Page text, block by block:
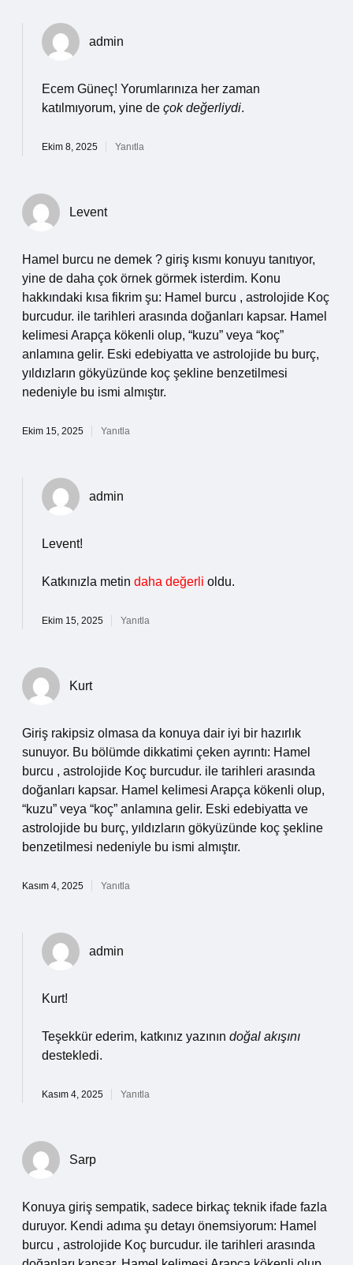
admin
Ecem Güneç! Yorumlarınıza her zaman
katılmıyorum, yine de çok değerliydi.
Ekim 8, 2025 Yanıtla
Levent
Hamel burcu ne demek ? giriş kısmı konuyu tanıtıyor,
yine de daha çok örnek görmek isterdim. Konu
hakkındaki kısa fikrim şu: Hamel burcu , astrolojide Koç
burcudur. ile tarihleri arasında doğanları kapsar. Hamel
kelimesi Arapça kökenli olup, “kuzu” veya “koç”
anlamına gelir. Eski edebiyatta ve astrolojide bu burç,
yıldızların gökyüzünde koç şekline benzetilmesi
nedeniyle bu ismi almıştır.
Ekim 15, 2025 Yanıtla
admin
Levent!
Katkınızla metin daha değerli oldu.
Ekim 15, 2025 Yanıtla
Kurt
Giriş rakipsiz olmasa da konuya dair iyi bir hazırlık
sunuyor. Bu bölümde dikkatimi çeken ayrıntı: Hamel
burcu , astrolojide Koç burcudur. ile tarihleri arasında
doğanları kapsar. Hamel kelimesi Arapça kökenli olup,
“kuzu” veya “koç” anlamına gelir. Eski edebiyatta ve
astrolojide bu burç, yıldızların gökyüzünde koç şekline
benzetilmesi nedeniyle bu ismi almıştır.
Kasım 4, 2025 Yanıtla
admin
Kurt!
Teşekkür ederim, katkınız yazının doğal akışını
destekledi.
Kasım 4, 2025 Yanıtla
Sarp
Konuya giriş sempatik, sadece birkaç teknik ifade fazla
duruyor. Kendi adıma şu detayı önemsiyorum: Hamel
burcu , astrolojide Koç burcudur. ile tarihleri arasında